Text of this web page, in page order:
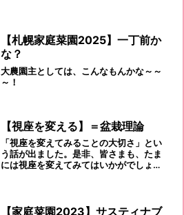
【札幌家庭菜園2025】一丁前か
な？
大農園主としては、こんなもんかな～～
～！
【視座を変える】＝盆栽理論
「視座を変えてみることの大切さ」とい
う話が出ました。是非、皆さまも、たま
には視座を変えてみてはいかがでしょう
【家庭菜園2023】サスティナブ